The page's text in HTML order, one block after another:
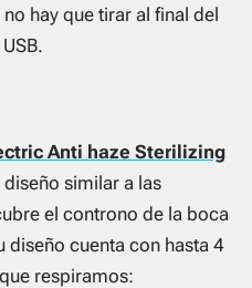
hay que tirar al final del
Anti haze Sterilizing
similar a las
el controno de la boca
diseño cuenta con hasta 4
respiramos: